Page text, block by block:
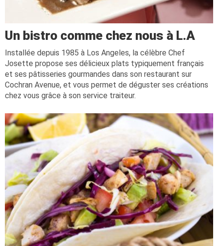
Un bistro comme chez nous à L.A
Installée depuis 1985 à Los Angeles, la célèbre Chef
Josette propose ses délicieux plats typiquement français
et ses pâtisseries gourmandes dans son restaurant sur
Cochran Avenue, et vous permet de déguster ses créations
chez vous grâce à son service traiteur.